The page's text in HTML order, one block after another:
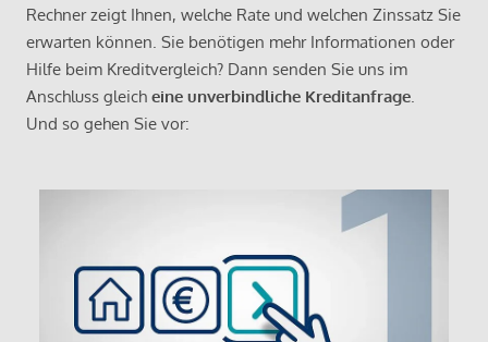
Rechner zeigt Ihnen, welche Rate und welchen Zinssatz Sie
erwarten können. Sie benötigen mehr Informationen oder
Hilfe beim Kreditvergleich? Dann senden Sie uns im
Anschluss gleich eine unverbindliche Kreditanfrage.
Und so gehen Sie vor: